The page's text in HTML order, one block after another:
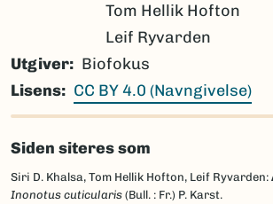
Tom Hellik Hofton
Leif Ryvarden
Utgiver
Biofokus
Lisens
CC BY 4.0 (Navngivelse)
Siden siteres som
Siri D. Khalsa, Tom Hellik Hofton, Leif Ryvarden:
Inonotus cuticularis (Bull. : Fr.) P. Karst.